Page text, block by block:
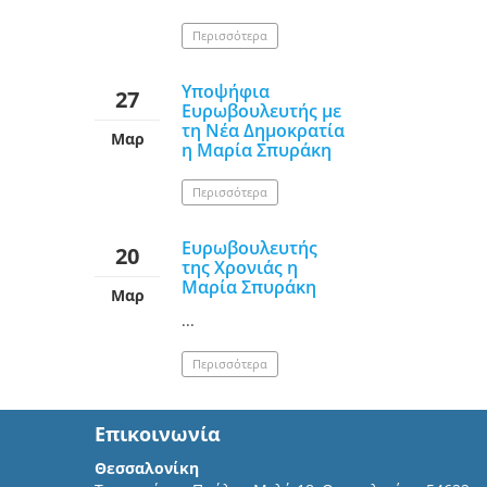
Περισσότερα
27
Μαρ
Υποψήφια
Ευρωβουλευτής με
τη Νέα Δημοκρατία
η Μαρία Σπυράκη
Περισσότερα
20
Μαρ
Ευρωβουλευτής
της Χρονιάς η
Μαρία Σπυράκη
...
Περισσότερα
Επικοινωνία
Θεσσαλονίκη